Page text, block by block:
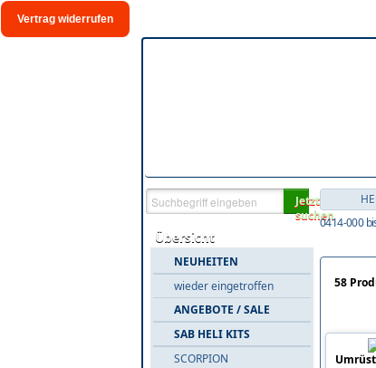
Vertrag widerrufen
Jetzt
suchen
Übersicht
NEUHEITEN
wieder eingetroffen
ANGEBOTE / SALE
SAB HELI KITS
SCORPION
0414-000
58